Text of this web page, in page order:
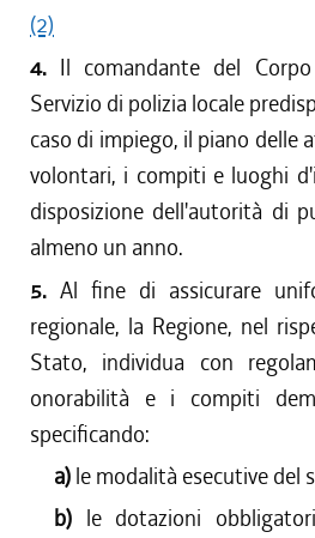
(2)
4. Il comandante del
Servizio di polizia locale
caso di impiego, il piano delle
volontari, i compiti e luoghi
disposizione dell'autorità di
almeno un anno.
5. Al fine di assicurare
regionale, la Regione, nel
Stato, individua con
onorabilità e i compiti
specificando:
a) le modalità esecutive del
b) le dotazioni